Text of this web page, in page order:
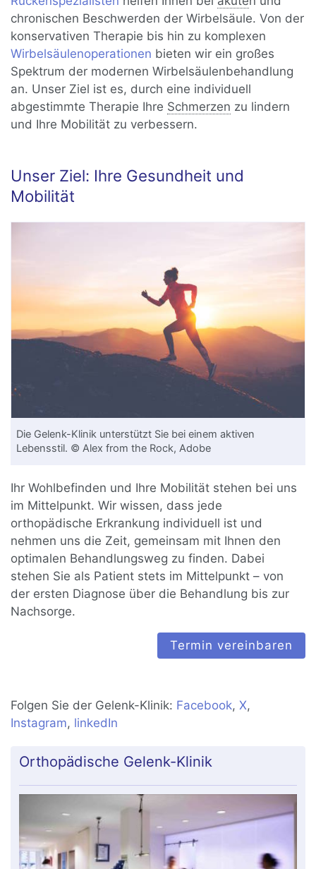
chronischen Beschwerden der Wirbelsäule. Von der
konservativen Therapie bis hin zu komplexen
Wirbelsäulenoperationen bieten wir ein großes
Spektrum der modernen Wirbelsäulenbehandlung
an. Unser Ziel ist es, durch eine individuell
abgestimmte Therapie Ihre Schmerzen zu lindern
und Ihre Mobilität zu verbessern.
Unser Ziel: Ihre Gesundheit und
Mobilität
Die Gelenk-Klinik unterstützt Sie bei einem aktiven
Lebensstil. © Alex from the Rock, Adobe
Ihr Wohlbefinden und Ihre Mobilität stehen bei uns
im Mittelpunkt. Wir wissen, dass jede
orthopädische Erkrankung individuell ist und
nehmen uns die Zeit, gemeinsam mit Ihnen den
optimalen Behandlungsweg zu finden. Dabei
stehen Sie als Patient stets im Mittelpunkt – von
der ersten Diagnose über die Behandlung bis zur
Nachsorge.
Termin vereinbaren
Folgen Sie der Gelenk-Klinik: Facebook,X,
Instagram, linkedIn
Orthopädische Gelenk-Klinik